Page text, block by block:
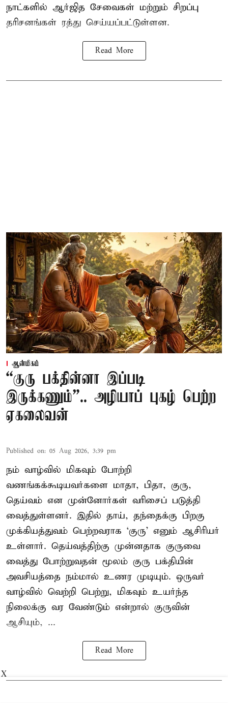
நாட்களில் ஆர்ஜித சேவைகள் மற்றும் சிறப்பு
தரிசனங்கள் ரத்து செய்யப்பட்டுள்ளன.
Read More
ஆன்மிகம்
“குரு பக்தின்னா இப்படி
இருக்கணும்”.. அழியாப் புகழ் பெற்ற
ஏகலைவன்
Published on: 05 Aug 2026, 3:39 pm
நம் வாழ்வில் மிகவும் போற்றி
வணங்கக்கூடியவர்களை மாதா, பிதா, குரு,
தெய்வம் என முன்னோர்கள் வரிசைப் படுத்தி
வைத்துள்ளனர். இதில் தாய், தந்தைக்கு பிறகு
முக்கியத்துவம் பெற்றவராக ‘குரு’ எனும் ஆசிரியர்
உள்ளார். தெய்வத்திற்கு முன்னதாக குருவை
வைத்து போற்றுவதன் மூலம் குரு பக்தியின்
அவசியத்தை நம்மால் உணர முடியும். ஒருவர்
வாழ்வில் வெற்றி பெற்று, மிகவும் உயர்ந்த
நிலைக்கு வர வேண்டும் என்றால் குருவின்
ஆசியும், ...
Read More
X